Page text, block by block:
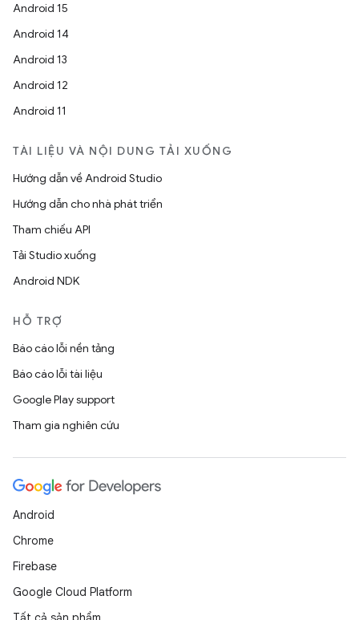
Android 15
Android 14
Android 13
Android 12
Android 11
TÀI LIỆU VÀ NỘI DUNG TẢI XUỐNG
Hướng dẫn về Android Studio
Hướng dẫn cho nhà phát triển
Tham chiếu API
Tải Studio xuống
Android NDK
HỖ TRỢ
Báo cáo lỗi nền tảng
Báo cáo lỗi tài liệu
Google Play support
Tham gia nghiên cứu
Android
Chrome
Firebase
Google Cloud Platform